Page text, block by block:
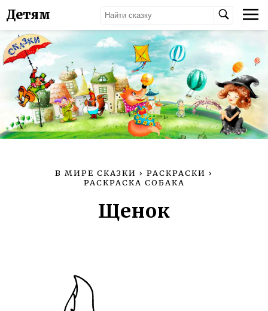
Детям
В МИРЕ СКАЗКИ › РАСКРАСКИ ›
РАСКРАСКА СОБАКА
Щенок